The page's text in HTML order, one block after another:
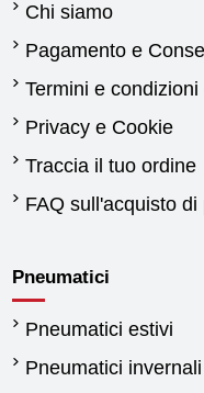
Chi siamo
Pagamento e
Termini e condizioni
Privacy e Cookie
Traccia il tuo ordine
FAQ sull'acquisto
Pneumatici
Pneumatici estivi
Pneumatici invernali